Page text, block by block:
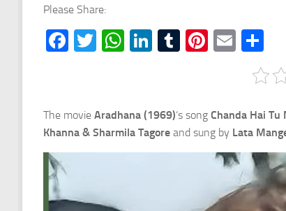
Please Share:
Facebook
TwitterWhatsApp
LinkedIn
Tumblr
Pinterest
Email
The movie Aradhana (1969)‘s song Chanda Hai Tu
Khanna & Sharmila Tagore and sung by Lata